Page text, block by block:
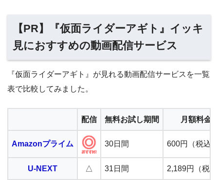
【PR】『仮面ライダーアギト』イッキ
見におすすめの動画配信サービス
『仮面ライダーアギト』が見れる動画配信サービスを一覧
表で比較してみました。
配信 無料お試し期間 月額料金
Amazonプライム 30日間 600円（税込
U-NEXT △ 31日間 2,189円（税